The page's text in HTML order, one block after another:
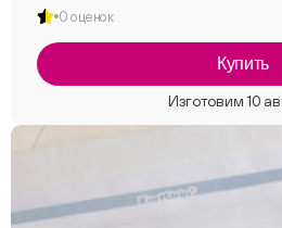
0 оценок
Купить